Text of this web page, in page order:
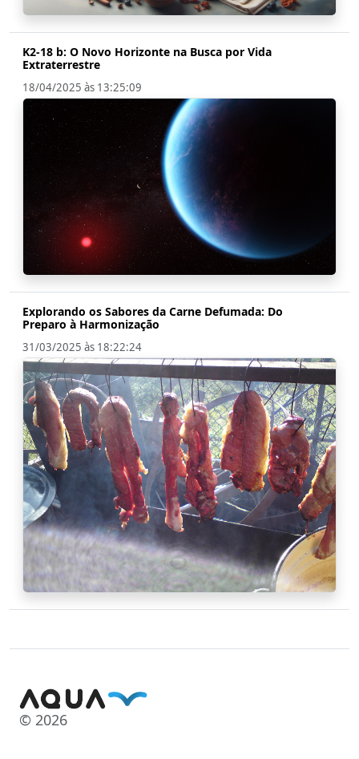
K2-18 b: O Novo Horizonte na Busca por Vida
Extraterrestre
18/04/2025 às 13:25:09
Explorando os Sabores da Carne Defumada: Do
Preparo à Harmonização
31/03/2025 às 18:22:24
© 2026